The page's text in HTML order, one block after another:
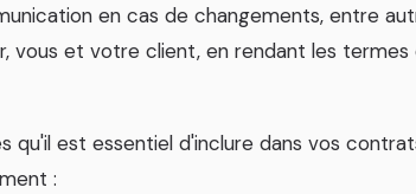
en cas de changements, entre
vous et votre client, en rendant les
qu'il est essentiel d'inclure dans vos
: